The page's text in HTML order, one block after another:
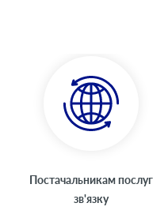
Постачальникам послуг
зв'язку